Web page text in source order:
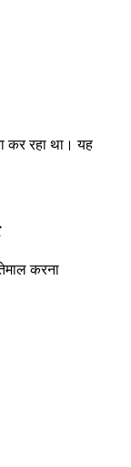
कर रहा था। यह